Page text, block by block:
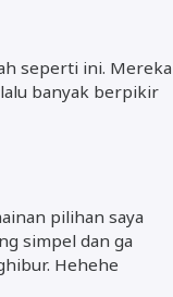
seperti ini. Mereka
banyak berpikir
pilihan saya
simpel dan ga
Hehehe